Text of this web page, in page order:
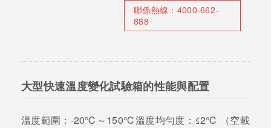
聯係熱線： 4000-662-
888
大型快速溫度變化試驗箱的性能與配置
溫度範圍： -20℃～150℃溫度均勻度： ≤2℃ （空載